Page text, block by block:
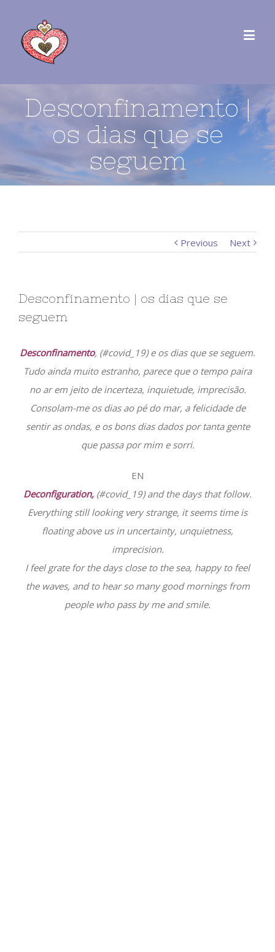
Desconfinamento |
os dias que se
seguem
Previous Next
Desconfinamento | os dias que se
seguem
Desconfinamento, (#covid_19) e os dias que se seguem.
Tudo ainda muito estranho, parece que o tempo paira
no ar em jeito de incerteza, inquietude, imprecisão.
Consolam-me os dias ao pé do mar, a felicidade de
sentir as ondas, e os bons dias dados por tanta gente
que passa por mim e sorri.
EN
Deconfiguration, (#covid_19) and the days that follow.
Everything still looking very strange, it seems time is
floating above us in uncertainty, unquietness,
imprecision.
I feel grate for the days close to the sea, happy to feel
the waves, and to hear so many good mornings from
people who pass by me and smile.